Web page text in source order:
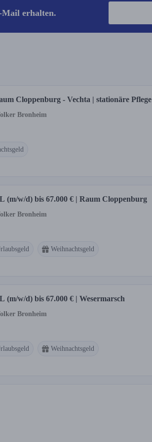
Mail erhalten.
Cloppenburg - Vechta | stationäre Pflege
Bronheim
(m/w/d) bis 67.000 € | Raum Cloppenburg
Bronheim
Weihnachtsgeld
(m/w/d) bis 67.000 € | Wesermarsch
Bronheim
Weihnachtsgeld